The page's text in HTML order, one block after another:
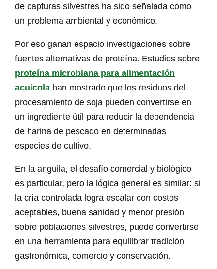
de capturas silvestres ha sido señalada como
un problema ambiental y económico.
Por eso ganan espacio investigaciones sobre
fuentes alternativas de proteína. Estudios sobre
proteína microbiana para alimentación
acuícola han mostrado que los residuos del
procesamiento de soja pueden convertirse en
un ingrediente útil para reducir la dependencia
de harina de pescado en determinadas
especies de cultivo.
En la anguila, el desafío comercial y biológico
es particular, pero la lógica general es similar: si
la cría controlada logra escalar con costos
aceptables, buena sanidad y menor presión
sobre poblaciones silvestres, puede convertirse
en una herramienta para equilibrar tradición
gastronómica, comercio y conservación.